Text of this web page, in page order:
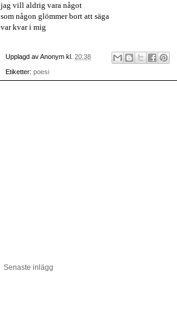
jag vill aldrig vara något
som någon glömmer bort att säga
var kvar i mig
Upplagd avAnonym kl. 20:38
Etiketter: poesi
Senaste inlägg